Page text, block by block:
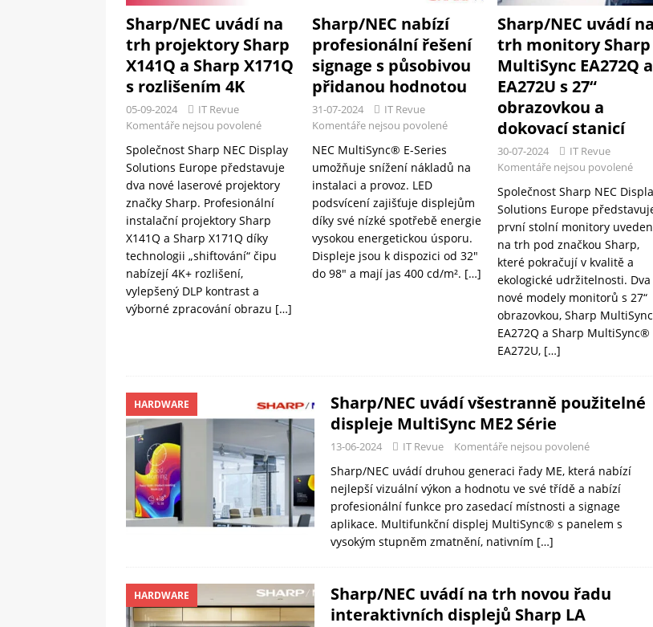
Sharp/NEC uvádí na
trh projektory Sharp
X141Q a Sharp X171Q
s rozlišením 4K
05-09-2024
IT Revue
Komentáře nejsou povolené
Společnost Sharp NEC Display
Solutions Europe představuje
dva nové laserové projektory
značky Sharp. Profesionální
instalační projektory Sharp
X141Q a Sharp X171Q díky
technologii „shiftování“ čipu
nabízejí 4K+ rozlišení,
vylepšený DLP kontrast a
výborné zpracování obrazu […]
Sharp/NEC nabízí
profesionální řešení
signage s působivou
přidanou hodnotou
31-07-2024
IT Revue
Komentáře nejsou povolené
NEC MultiSync® E-Series
umožňuje snížení nákladů na
instalaci a provoz. LED
podsvícení zajišťuje displejům
díky své nízké spotřebě energie
vysokou energetickou úsporu.
Displeje jsou k dispozici od 32″
do 98″ a mají jas 400 cd/m². […]
Sharp/NEC uvádí na
trh monitory Sharp
MultiSync EA272Q a
EA272U s 27“
obrazovkou a
dokovací stanicí
30-07-2024
IT Revue
Komentáře nejsou povolené
Společnost Sharp NEC
Solutions Europe
první stolní monitory
na trh pod značkou Sharp,
které pokračují v kvalitě a
ekologické udržitelnosti. Dva
nové modely monitorů s 27“
obrazovkou, Sharp
EA272Q a Sharp MultiSync®
EA272U, […]
HARDWARE
Sharp/NEC uvádí všestranně použitelné
displeje MultiSync ME2 Série
13-06-2024 IT Revue Komentáře nejsou povolené
Sharp/NEC uvádí druhou generaci řady ME, která nabízí
nejlepší vizuální výkon a hodnotu ve své třídě a nabízí
profesionální funkce pro zasedací místnosti a signage
aplikace. Multifunkční displej MultiSync® s panelem s
vysokým stupněm zmatnění, nativním […]
HARDWARE
Sharp/NEC uvádí na trh novou řadu
interaktivních displejů Sharp LA